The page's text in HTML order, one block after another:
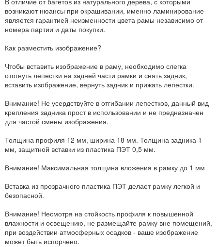
возникают нюансы при окрашивании, именно ламинирование
является гарантией неизменности цвета рамы независимо от
номера партии и даты покупки.
Как разместить изображение?
Чтобы вставить изображение в раму, необходимо слегка
отогнуть лепестки на задней части рамки и снять задник,
вставить изображение, вернуть задник и прижать лепестки.
Внимание! Не усердствуйте в отгибании лепестков, данный вид
крепления задника прост в использовании и не предназначен
для частой смены изображения.
Толщина профиля 12 мм, ширина 18 мм. Толщина задника 1
мм, защитной вставки из пластика ПЭТ 0,5 мм.
Внимание! Максимальная толщина вложения в рамку до 1 мм
Вставка из прозрачного пластика ПЭТ делает рамку легкой и
безопасной.
Внимание! Несмотря на стойкость профиля к повышенной
влажности и освещению, не размещайте рамку вне помещений,
при воздействии атмосферных осадков - ваше изображение
может быть испорчено.